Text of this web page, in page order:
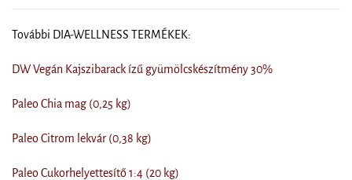
További DIA-WELLNESS TERMÉKEK:
DW Vegán Kajszibarack ízű gyümölcskészítmény 30%
Paleo Chia mag (0,25 kg)
Paleo Citrom lekvár (0,38 kg)
Paleo Cukorhelyettesítő 1:4 (20 kg)